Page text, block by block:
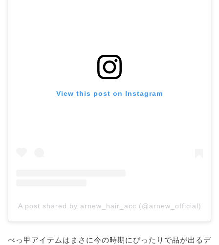
View this post on Instagram
A post shared by arnew_hair_acc (@arnew_official)
べっ甲アイテムはまさに今の時期にぴったりで品が出るデ